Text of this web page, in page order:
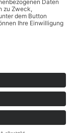
| Made with ❤️ in